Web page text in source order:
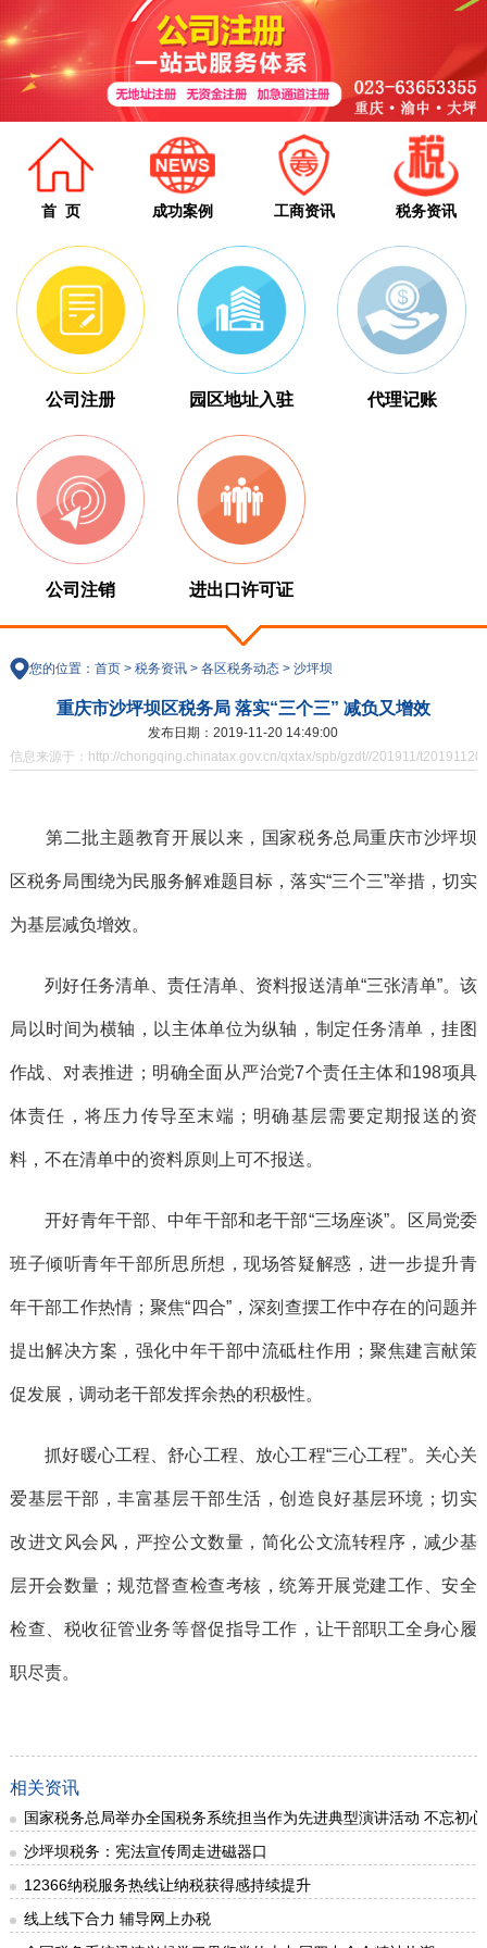
首 页 成功案例 工商资讯 税务资讯
公司注册 园区地址入驻 代理记账
公司注销 进出口许可证
您的位置： 首页> 税务资讯> 各区税务动态> 沙坪坝
重庆市沙坪坝区税务局 落实“三个三” 减负又增效
发布日期：2019-11-20 14:49:00
信息来源于：http://chongqing.chinatax.gov.cn/qxtax/spb/gzdt//201911/
第二批主题教育开展以来，国家税务总局重庆市沙坪坝
区税务局围绕为民服务解难题目标，落实“三个三”举措，切实
为基层减负增效。
列好任务清单、责任清单、资料报送清单“三张清单”。该
局以时间为横轴，以主体单位为纵轴，制定任务清单，挂图
作战、对表推进；明确全面从严治党7个责任主体和198项具
体责任，将压力传导至末端；明确基层需要定期报送的资
料，不在清单中的资料原则上可不报送。
开好青年干部、中年干部和老干部“三场座谈”。区局党委
班子倾听青年干部所思所想，现场答疑解惑，进一步提升青
年干部工作热情；聚焦“四合”，深刻查摆工作中存在的问题并
提出解决方案，强化中年干部中流砥柱作用；聚焦建言献策
促发展，调动老干部发挥余热的积极性。
抓好暖心工程、舒心工程、放心工程“三心工程”。关心关
爱基层干部，丰富基层干部生活，创造良好基层环境；切实
改进文风会风，严控公文数量，简化公文流转程序，减少基
层开会数量；规范督查检查考核，统筹开展党建工作、安全
检查、税收征管业务等督促指导工作，让干部职工全身心履
职尽责。
相关资讯
国家税务总局举办全国税务系统担当作为先进典型演讲活动 不忘初
沙坪坝税务：宪法宣传周走进磁器口
12366纳税服务热线让纳税获得感持续提升
线上线下合力 辅导网上办税